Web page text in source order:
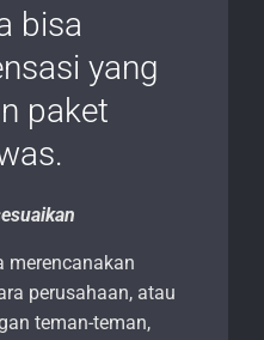
bisa
yang
paket
merencanakan
perusahaan, atau
teman-teman,